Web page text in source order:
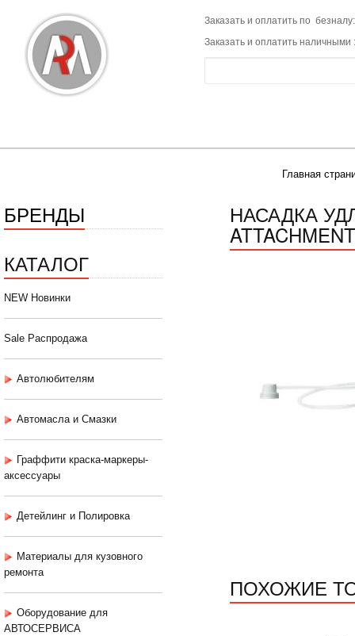
Заказать и оплатить по
Заказать и оплатить наличными
Главная
БРЕНДЫ
КАТАЛОГ
NEW Новинки
Sale Распродажа
Автолюбителям
Автомасла и Смазки
Граффити краска-маркеры-
аксессуары
Детейлинг и Полировка
Материалы для кузовного
ремонта
Оборудование для
АВТОСЕРВИСА
НАСАДКА
ПОХОЖИЕ